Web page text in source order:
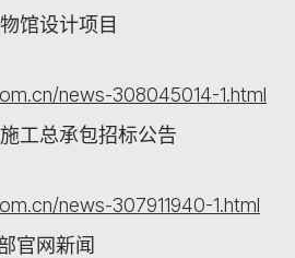
馆设计项目
news-308045014-1.html
工总承包招标公告
news-307911940-1.html
官网新闻